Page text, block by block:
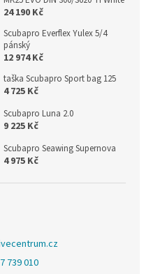
24 190 Kč
Scubapro Everflex Yulex 5/4
pánský
12 974 Kč
taška Scubapro Sport bag 125
4 725 Kč
Scubapro Luna 2.0
9 225 Kč
Scubapro Seawing Supernova
4 975 Kč
739 010